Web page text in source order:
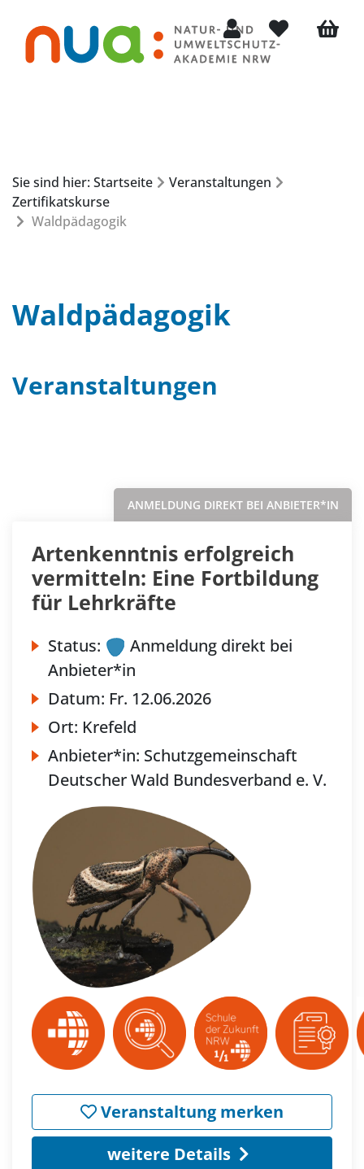
Mein KontoMerkliste
Sie sind hier: Startseite
Veranstaltungen
Zertifikatskurse
Waldpädagogik
Waldpädagogik
Veranstaltungen
ANMELDUNG DIREKT BEI ANBIETER*IN
Artenkenntnis erfolgreich
vermitteln: Eine Fortbildung
für Lehrkräfte
Status:
Anmeldung direkt bei
Anbieter*in
Datum: Fr. 12.06.2026
Ort: Krefeld
Anbieter*in: Schutzgemeinschaft
Deutscher Wald Bundesverband e. V.
Veranstaltung merken
weitere Details